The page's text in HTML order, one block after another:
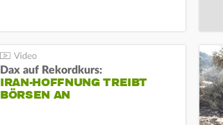
Dax auf Rekordkurs:
IRAN-HOFFNUNG TREIBT
BÖRSEN AN